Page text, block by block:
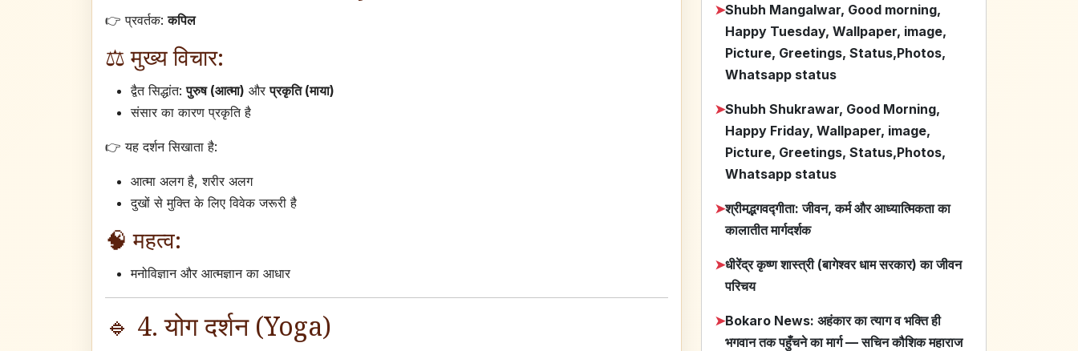
👉 प्रवर्तक:कपिल
⚖️ मुख्य विचार:
द्वैत सिद्धांत:पुरुष (आत्मा) औरप्रकृति (माया)
संसार का कारण प्रकृति है
👉 यह दर्शन सिखाता है:
आत्मा अलग है, शरीर अलग
दुखों से मुक्ति के लिए विवेक जरूरी है
🧠 महत्व:
मनोविज्ञान और आत्मज्ञान का आधार
🔹 4. योग दर्शन (Yoga)
➤Shubh Mangalwar, Good morning,
Happy Tuesday, Wallpaper, image,
Picture, Greetings, Status,Photos,
Whatsapp status
➤Shubh Shukrawar, Good Morning,
Happy Friday, Wallpaper, image,
Picture, Greetings, Status,Photos,
Whatsapp status
➤श्रीमद्भगवद्गीता: जीवन, कर्म और आध्यात्मिकता का
कालातीत मार्गदर्शक
➤धीरेंद्र कृष्ण शास्त्री (बागेश्वर धाम सरकार) का जीवन
परिचय
➤Bokaro News: अहंकार का त्याग व भक्ति ही
भगवान तक पहुँचने का मार्ग — सचिन कौशिक महाराज